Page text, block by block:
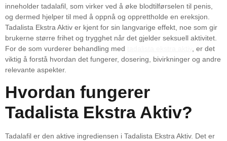
inneholder tadalafil, som virker ved å øke blodtilførselen til penis,
og dermed hjelper til med å oppnå og opprettholde en ereksjon.
Tadalista Ekstra Aktiv er kjent for sin langvarige effekt, noe som gir
brukerne større frihet og trygghet når det gjelder seksuell aktivitet.
For de som vurderer behandling med
, er det
viktig å forstå hvordan det fungerer, dosering, bivirkninger og andre
relevante aspekter.
Hvordan fungerer
Tadalista Ekstra Aktiv?
Tadalafil er den aktive ingrediensen i Tadalista Ekstra Aktiv. Det er